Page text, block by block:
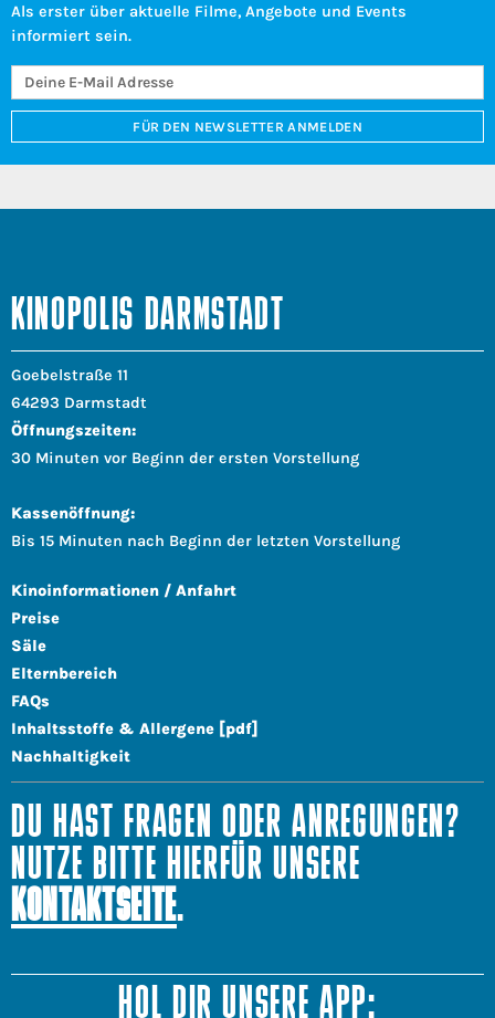
Als erster über aktuelle Filme, Angebote und Events
informiert sein.
FÜR DEN NEWSLETTER ANMELDEN
KINOPOLIS DARMSTADT
Goebelstraße 11
64293 Darmstadt
Öffnungszeiten:
30 Minuten vor Beginn der ersten Vorstellung
Kassenöffnung:
Bis 15 Minuten nach Beginn der letzten Vorstellung
Kinoinformationen / Anfahrt
Preise
Säle
Elternbereich
FAQs
Inhaltsstoffe & Allergene [pdf]
Nachhaltigkeit
DU HAST FRAGEN ODER ANREGUNGEN?
NUTZE BITTE HIERFÜR UNSERE
KONTAKTSEITE.
HOL DIR UNSERE APP: